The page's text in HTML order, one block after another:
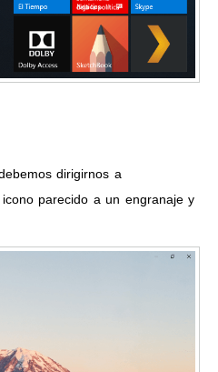
dirigirnos a
parecido a un engranaje y